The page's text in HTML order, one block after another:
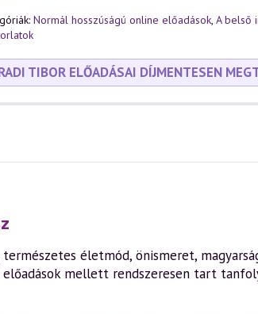
Normál hosszúságú online előadások, A belső
TIBOR ELŐADÁSAI DÍJMENTESEN
életmód, önismeret,
mellett rendszeresen tart